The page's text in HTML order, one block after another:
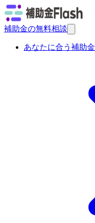
補助金の無料相談
あなたに合う補助金